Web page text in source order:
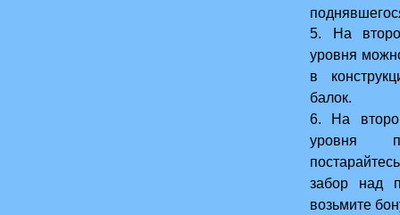
5. На
уровня
в
балок.
6. На
уровня
на
забор над
возьмите